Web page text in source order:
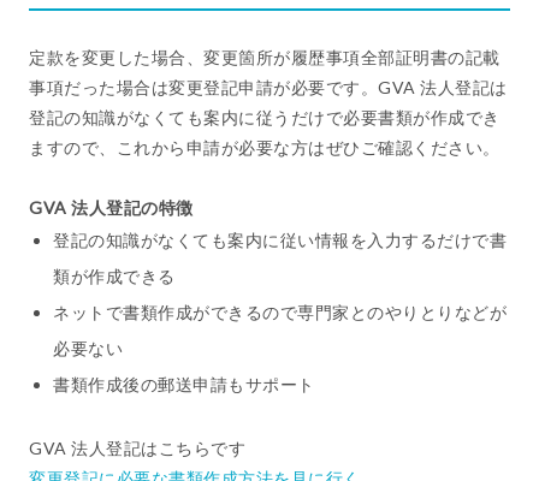
定款を変更した場合、変更箇所が履歴事項全部証明書の記載
事項だった場合は変更登記申請が必要です。GVA 法人登記は
登記の知識がなくても案内に従うだけで必要書類が作成でき
ますので、これから申請が必要な方はぜひご確認ください。
GVA 法人登記の特徴
登記の知識がなくても案内に従い情報を入力するだけで書
類が作成できる
ネットで書類作成ができるので専門家とのやりとりなどが
必要ない
書類作成後の郵送申請もサポート
GVA 法人登記はこちらです